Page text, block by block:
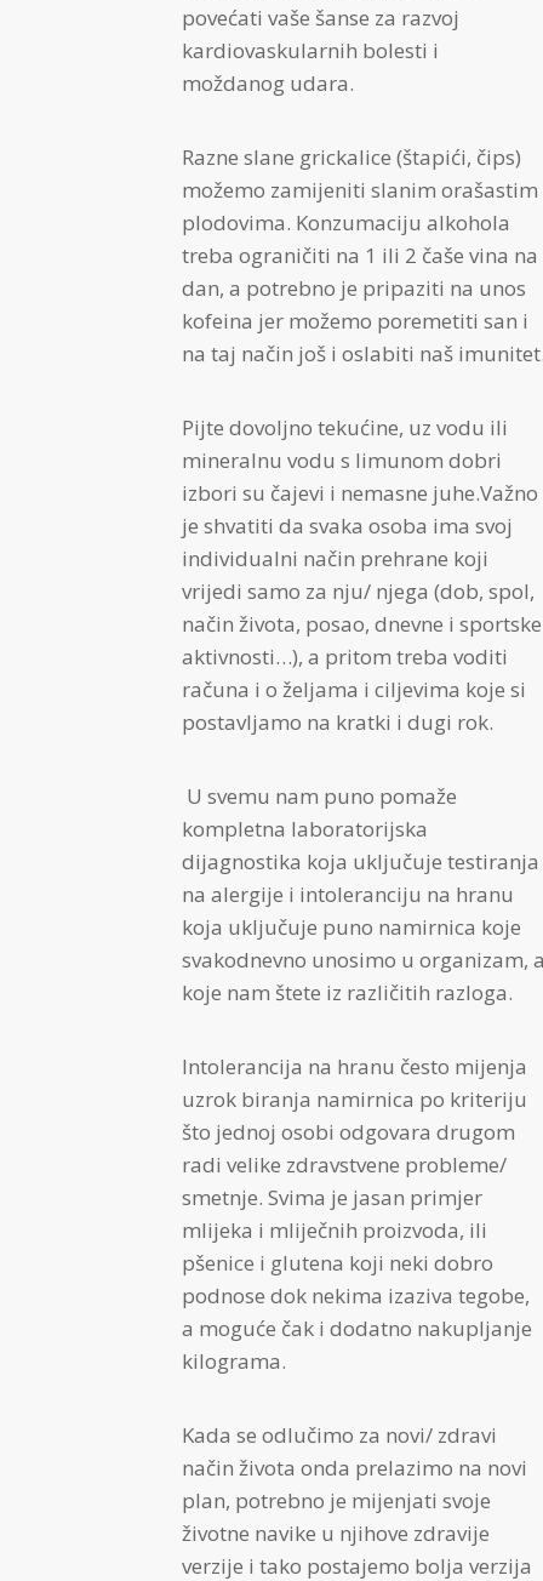
povećati vaše šanse za razvoj
kardiovaskularnih bolesti i
moždanog udara.
Razne slane grickalice (štapići, čips)
možemo zamijeniti slanim orašastim
plodovima. Konzumaciju alkohola
treba ograničiti na 1 ili 2 čaše vina na
dan, a potrebno je pripaziti na unos
kofeina jer možemo poremetiti san i
na taj način još i oslabiti naš
Pijte dovoljno tekućine, uz vodu ili
mineralnu vodu s limunom dobri
izbori su čajevi i nemasne juhe.Važno
je shvatiti da svaka osoba ima svoj
individualni način prehrane koji
vrijedi samo za nju/ njega (dob, spol,
način života, posao, dnevne i sportske
aktivnosti…), a pritom treba voditi
računa i o željama i ciljevima koje si
postavljamo na kratki i dugi rok.
U svemu nam puno pomaže
kompletna laboratorijska
dijagnostika koja uključuje testiranja
na alergije i intoleranciju na hranu
koja uključuje puno namirnica koje
svakodnevno unosimo u organizam,
koje nam štete iz različitih razloga.
Intolerancija na hranu često mijenja
uzrok biranja namirnica po kriteriju
što jednoj osobi odgovara drugom
radi velike zdravstvene probleme/
smetnje. Svima je jasan primjer
mlijeka i mliječnih proizvoda, ili
pšenice i glutena koji neki dobro
podnose dok nekima izaziva tegobe,
a moguće čak i dodatno nakupljanje
kilograma.
Kada se odlučimo za novi/ zdravi
način života onda prelazimo na novi
plan, potrebno je mijenjati svoje
životne navike u njihove zdravije
verzije i tako postajemo bolja verzija